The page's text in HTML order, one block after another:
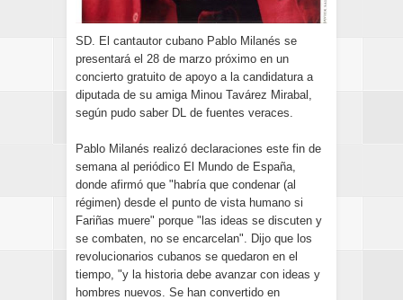
SD. El cantautor cubano Pablo Milanés se
presentará el 28 de marzo próximo en un
concierto gratuito de apoyo a la candidatura a
diputada de su amiga Minou Tavárez Mirabal,
según pudo saber DL de fuentes veraces.
Pablo Milanés realizó declaraciones este fin de
semana al periódico El Mundo de España,
donde afirmó que "habría que condenar (al
régimen) desde el punto de vista humano si
Fariñas muere" porque "las ideas se discuten y
se combaten, no se encarcelan". Dijo que los
revolucionarios cubanos se quedaron en el
tiempo, "y la historia debe avanzar con ideas y
hombres nuevos. Se han convertido en